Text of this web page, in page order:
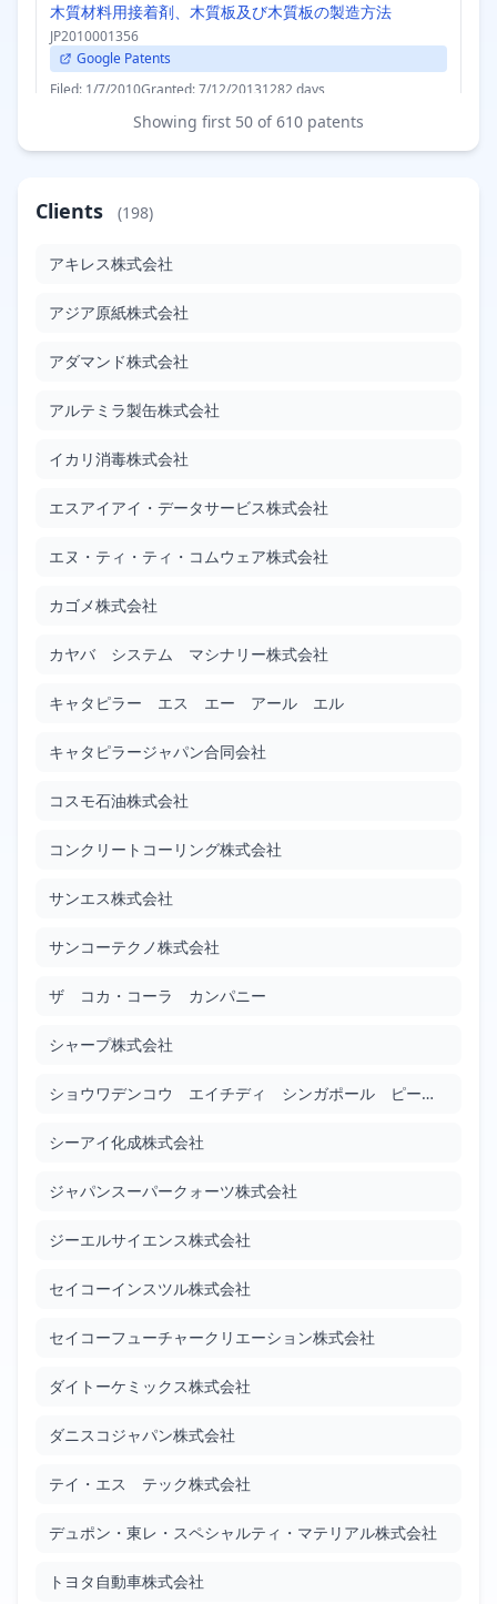
木質材料用接着剤、木質板及び木質板の製造方法
JP2010001356
Google Patents
Filed: 1/7/2010Granted: 7/12/20131282 days
漂白助剤組成物およびパルプ漂白方法
JP2010001909
Filed: 1/7/2010Granted: 3/16/2012
JP2010002132
Filed: 1/7/2010 Granted: 3/1/20131149 days
速度計測装置および変位計測装置
JP2010002258
Google Patents
Filed: 1/7/2010 Granted: 8/3/2012 939 days
バックアップ電源装置を備えたエンコーダ
Google Patents
ＴＥＭ試料作製方法、及びＴＥＭ試料
Google Patents
半導体装置
Google Patents
白金／酸化タングステン系水素感応膜の製造方法
JP2010002346
JP2010002404
Filed: 1/7/2010 Granted: 8/16/2013 1317 days
JP2010002713
Filed: 1/7/2010
Granted: 8/23/2013
JP2010002931
Google Patents
Showing first 50 of 610 patents
Clients (198)
アキレス株式会社
アジア原紙株式会社
アダマンド株式会社
アルテミラ製缶株式会社
イカリ消毒株式会社
エスアイアイ・データサービス株式会社
エヌ・ティ・ティ・コムウェア株式会社
カゴメ株式会社
カヤバ システム マシナリー株式会社
キャタピラー エス エー アール エル
キャタピラージャパン合同会社
コスモ石油株式会社
コンクリートコーリング株式会社
サンエス株式会社
サンコーテクノ株式会社
ザ コカ・コーラ カンパニー
シャープ株式会社
ショウワデンコウ エイチディ シンガポール ピーティイー リミテッド
シーアイ化成株式会社
ジャパンスーパークォーツ株式会社
ジーエルサイエンス株式会社
セイコーインスツル株式会社
セイコーフューチャークリエーション株式会社
ダイトーケミックス株式会社
ダニスコジャパン株式会社
テイ・エス テック株式会社
デュポン・東レ・スペシャルティ・マテリアル株式会社
トヨタ自動車株式会社